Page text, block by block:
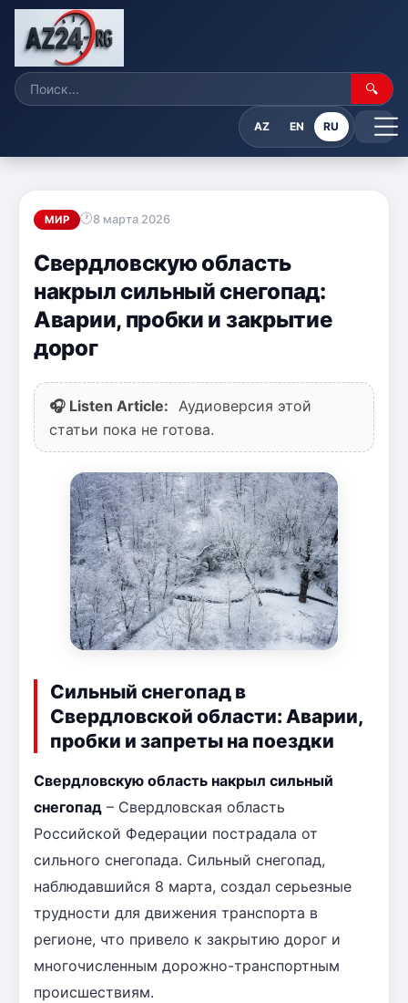
🔍
AZ EN RU
МИР 8 марта 2026
Свердловскую область
накрыл сильный снегопад:
Аварии, пробки и закрытие
дорог
🎧 Listen Article:
Аудиоверсия этой
статьи пока не готова.
Сильный снегопад в
Свердловской области: Аварии,
пробки и запреты на поездки
Свердловскую область накрыл сильный
снегопад – Свердловская область
Российской Федерации пострадала от
сильного снегопада. Сильный снегопад,
наблюдавшийся 8 марта, создал серьезные
трудности для движения транспорта в
регионе, что привело к закрытию дорог и
многочисленным дорожно-транспортным
происшествиям.